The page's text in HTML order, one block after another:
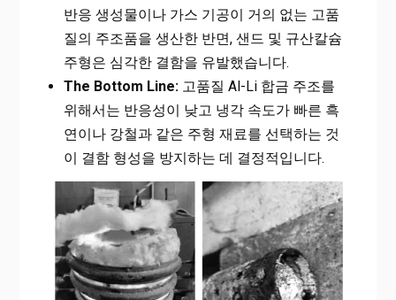
반응 생성물이나 가스 기공이 거의 없는 고품
질의 주조품을 생산한 반면, 샌드 및 규산칼슘
주형은 심각한 결함을 유발했습니다.
The Bottom Line:고품질 Al-Li 합금 주조를
위해서는 반응성이 낮고 냉각 속도가 빠른 흑
연이나 강철과 같은 주형 재료를 선택하는 것
이 결함 형성을 방지하는 데 결정적입니다.